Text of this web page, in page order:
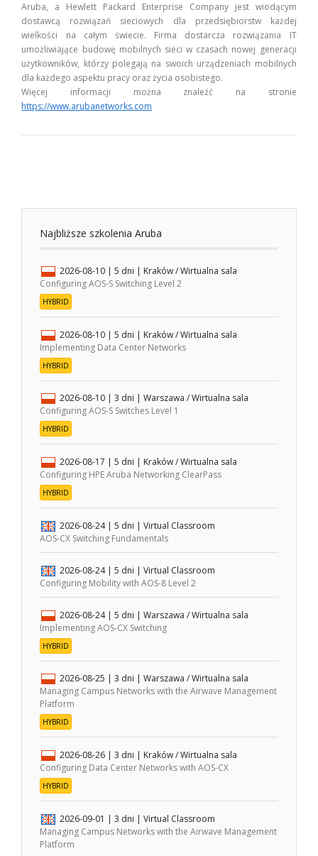
Aruba, a Hewlett Packard Enterprise Company jest wiodącym
dostawcą rozwiązań sieciowych dla przedsiębiorstw każdej
wielkości na całym świecie. Firma dostarcza rozwiązania IT
umożliwiające budowę mobilnych sieci w czasach nowej generacji
użytkowników, którzy polegają na swoich urządzeniach mobilnych
dla każdego aspektu pracy oraz życia osobistego.
Więcej informacji można znaleźć na stronie
https://www.arubanetworks.com
Najbliższe szkolenia Aruba
2026-08-10 | 5 dni | Kraków / Wirtualna sala
Configuring AOS-S Switching Level 2
HYBRID
2026-08-10 | 5 dni | Kraków / Wirtualna sala
Implementing Data Center Networks
HYBRID
2026-08-10 | 3 dni |
Warszawa / Wirtualna sala
Configuring AOS-S Switches Level 1
HYBRID
2026-08-17 | 5 dni | Kraków / Wirtualna sala
Configuring HPE Aruba Networking ClearPass
HYBRID
2026-08-24 | 5 dni | Virtual Classroom
AOS-CX Switching Fundamentals
2026-08-24 | 5 dni | Virtual Classroom
Configuring Mobility with AOS-8 Level 2
2026-08-24 | 5 dni | Warszawa / Wirtualna sala
Implementing AOS-CX Switching
HYBRID
2026-08-25 | 3 dni | Warszawa / Wirtualna sala
Managing Campus Networks with the Airwave Management
Platform
HYBRID
2026-08-26 | 3 dni | Kraków / Wirtualna sala
Configuring Data Center Networks with AOS-CX
HYBRID
2026-09-01 | 3 dni | Virtual Classroom
Managing Campus Networks with the Airwave Management
Platform